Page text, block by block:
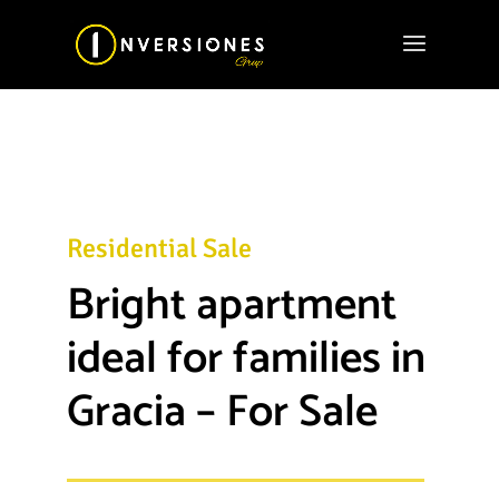
Residential Sale
Bright apartment
ideal for families in
Gracia – For Sale